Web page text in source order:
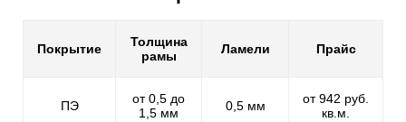
Покрытие
Толщина
рамы
Ламели Прайс
ПЭ
от 0,5 до
1,5 мм
0,5 мм
от 942 руб.
кв.м.